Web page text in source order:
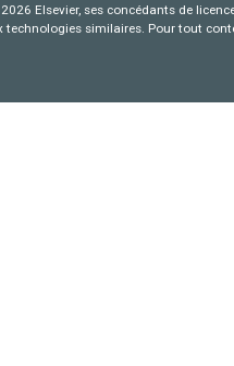
Elsevier, ses concédants de
similaires. Pour tout